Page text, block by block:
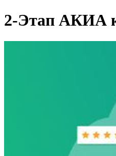
2-Этап АКИА